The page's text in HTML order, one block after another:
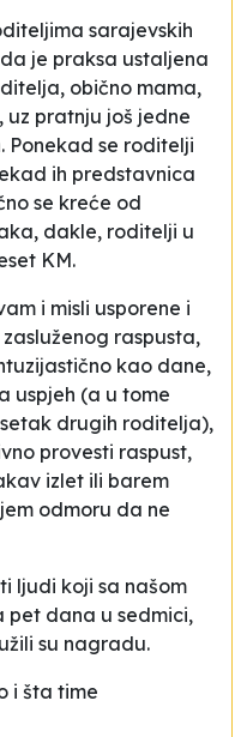
sarajevskih
je praksa ustaljena
obično mama,
uz pratnju još jedne
Ponekad se roditelji
ih predstavnica
se kreće od
dakle, roditelji u
KM.
i misli usporene i
raspusta,
kao dane,
uspjeh (a u tome
drugih roditelja),
provesti raspust,
izlet ili barem
odmoru da ne
ljudi koji sa našom
pet dana u sedmici,
su nagradu.
i šta time